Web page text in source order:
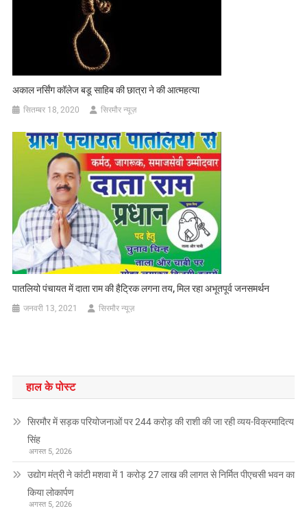
अकाल नर्सिंग कॉलेज बडू साहिब की छात्रा ने की आत्महत्या
सितम्बर 18, 2020 सिरमौर न्यूज़
पातलियो पंचायत में दाता राम की हैट्रिक लगना तय, मिल रहा अभूतपूर्व जनसमर्थन
जनवरी 13, 2021 सिरमौर न्यूज़
हाल के पोस्ट
सिरमौर में सड़क परियोजनाओं पर 244 करोड़ की राशी की जा रही व्यय-विक्रमादित्य
सिंह
अगस्त 5, 2026
उद्योग मंत्री ने कांटी मशवा में 1 करोड़ 27 लाख की लागत से निर्मित पीएचसी भवन का
किया लोकार्पण
अगस्त 5, 2026